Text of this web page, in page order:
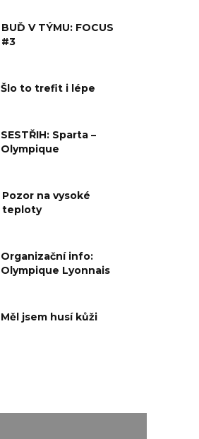
BUĎ V TÝMU: FOCUS
#3
Šlo to trefit i lépe
SESTŘIH: Sparta –
Olympique
Pozor na vysoké
teploty
Organizační info:
Olympique Lyonnais
Měl jsem husí kůži